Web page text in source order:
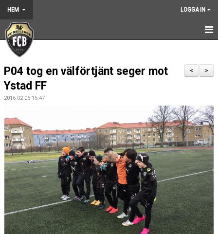
HEM LOGGA IN
HEM
NYHETER
GRUNDARNA
KALENDER
BILDGALLERI
DOKUMENT
VÅRA LAG
MEDLEMSKAP
>
<
P04 tog en välförtjänt seger mot
Ystad FF
2016-02-06 15:47